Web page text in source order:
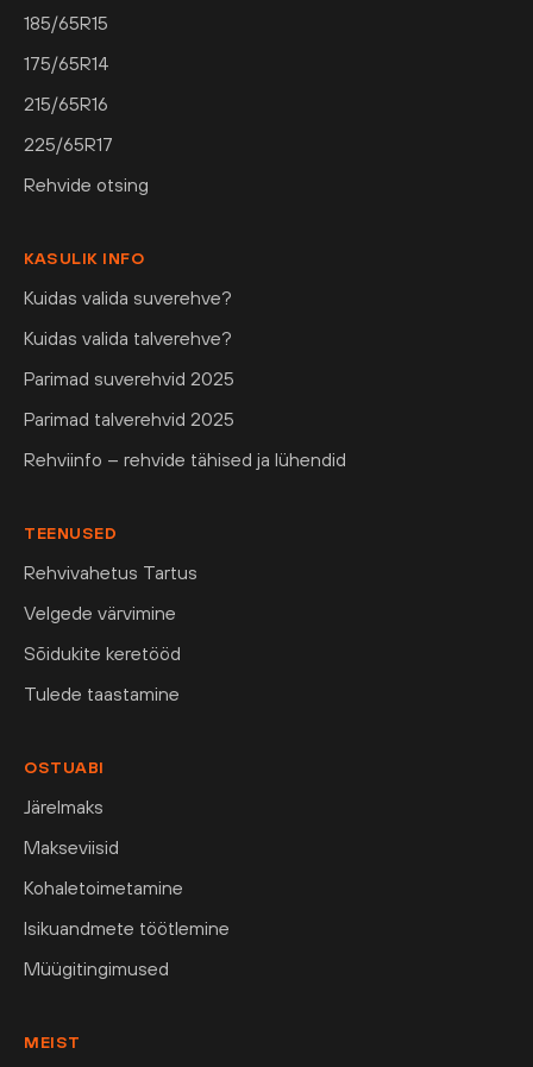
185/65R15
175/65R14
215/65R16
225/65R17
Rehvide otsing
KASULIK INFO
Kuidas valida suverehve?
Kuidas valida talverehve?
Parimad suverehvid 2025
Parimad talverehvid 2025
Rehviinfo – rehvide tähised ja lühendid
TEENUSED
Rehvivahetus Tartus
Velgede värvimine
Sõidukite keretööd
Tulede taastamine
OSTUABI
Järelmaks
Makseviisid
Kohaletoimetamine
Isikuandmete töötlemine
Müügitingimused
MEIST